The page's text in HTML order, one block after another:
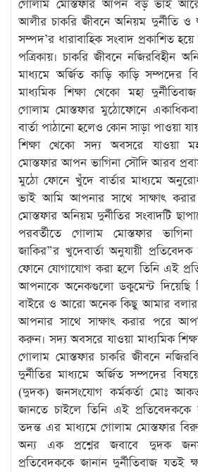
গোলাম মোস্তফার আপন বড় ভাই
আলীর চাকরি জীবনে অনিয়ম দুর্নীতি ও
সম্পদ’র ধারাবাহিক সংবাদ প্রকাশিত
পত্রিকায়। চাকরি জীবনে নজিরবিহীন
মাধ্যমে অর্জিত কাড়ি কাড়ি সম্পদের
মাধ্যমিক শিক্ষা খেকো মহা
গোলাম মোস্তফার মুঠোফোনে
বার্তা পাঠানো হলেও কোন সাড়া পাওয়া
শিক্ষা খেকো সদ্য অবসরে যাওয়া
মোস্তফার আপন ভাগিনা সৌদি আরব
মুঠো ফোনে খুঁদে বার্তার মাধ্যমে
ভাই আমি আপনার সাথে সাক্ষাৎ
মোস্তফার অনিয়ম দুর্নীতির সংবাদটি
পরবর্তীতে গোলাম মোস্তফার
জাকির”র খুদেবার্তা অনুযায়ী
ফোনে যোগাযোগ করা হলে তিনি এই
আপনাকে অনেকগুলো ডকুমেন্ট দিয়েছি
বাইরে ও আরো অনেক কিছু আমার
আপনার সাথে সাক্ষাৎ করার পরে
করুন। সদ্য অবসরে যাওয়া মাধ্যমিক
গোলাম মোস্তফার চাকরি জীবনে
দুর্নীতির মাধ্যমে অর্জিত সম্পদের
(দুদক) জনসংযোগ কর্মকর্তা মোঃ
জানতে চাইলে তিনি এই
তদন্ত এর মাধ্যমে গোলাম মোস্তফার
অন্য এক প্রশ্নের জবাবে দুদক
প্রতিবেদককে জানান দুর্নীতিবাজ যতই